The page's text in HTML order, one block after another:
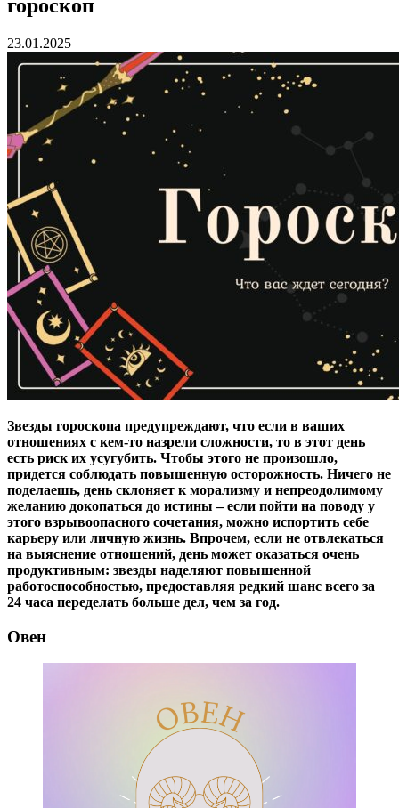
гороскоп
23.01.2025
Звезды гороскопа предупреждают, что если в ваших
отношениях с кем-то назрели сложности, то в этот день
есть риск их усугубить. Чтобы этого не произошло,
придется соблюдать повышенную осторожность. Ничего не
поделаешь, день склоняет к морализму и непреодолимому
желанию докопаться до истины – если пойти на поводу у
этого взрывоопасного сочетания, можно испортить себе
карьеру или личную жизнь. Впрочем, если не отвлекаться
на выяснение отношений, день может оказаться очень
продуктивным: звезды наделяют повышенной
работоспособностью, предоставляя редкий шанс всего за
24 часа переделать больше дел, чем за год.
Овен